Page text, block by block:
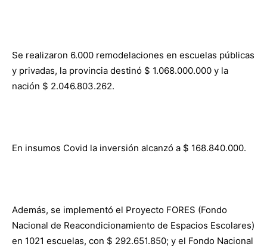
Se realizaron 6.000 remodelaciones en escuelas públicas
y privadas, la provincia destinó $ 1.068.000.000 y la
nación $ 2.046.803.262.
En insumos Covid la inversión alcanzó a $ 168.840.000.
Además, se implementó el Proyecto FORES (Fondo
Nacional de Reacondicionamiento de Espacios Escolares)
en 1021 escuelas, con $ 292.651.850; y el Fondo Nacional